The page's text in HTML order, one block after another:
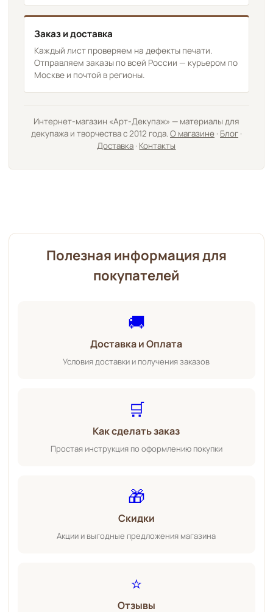
Заказ и доставка
Каждый лист проверяем на дефекты печати.
Отправляем заказы по всей России — курьером по
Москве и почтой в регионы.
Интернет-магазин «Арт-Декупаж» — материалы для
декупажа и творчества с 2012 года.О магазине· Блог·
Доставка · Контакты
Полезная информация для
покупателей
🚚
Доставка и Оплата
Условия доставки и получения заказов
🛒
Как сделать заказ
Простая инструкция по оформлению покупки
🎁
Скидки
Акции и выгодные предложения магазина
⭐
Отзывы